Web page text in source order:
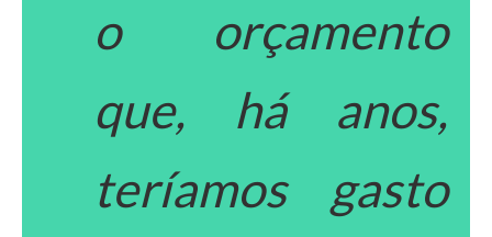
o orçamento
que, há anos,
teríamos gasto